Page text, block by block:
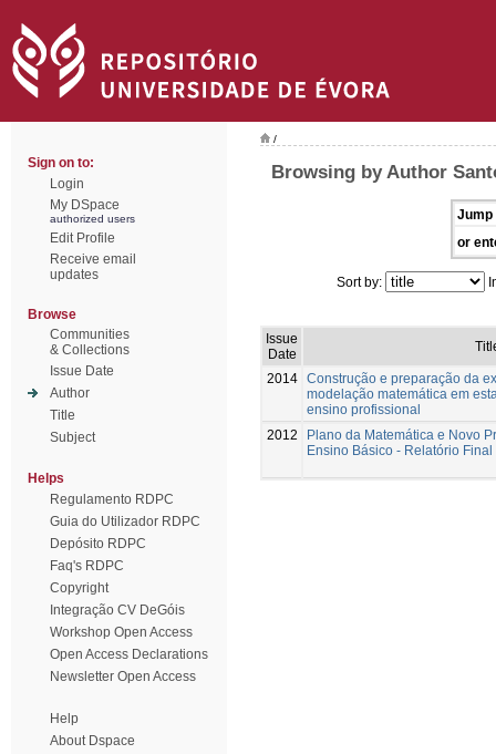
Sign on to:
Login
My DSpace
authorized users
Edit Profile
Receive email
updates
Browse
Communities
& Collections
Issue Date
Author
Title
Subject
Helps
Regulamento RDPC
Guia do Utilizador RDPC
Depósito RDPC
Faq's RDPC
Copyright
Integração CV DeGóis
Workshop Open Access
Open Access Declarations
Newsletter Open Access
Help
About Dspace
/
Browsing by Author
Jump
or
Sort by:
Issue
Date
2014 Construção e preparação da
modelação matemática em
ensino profissional
2012
Plano da Matemática e Novo
Ensino Básico - Relatório